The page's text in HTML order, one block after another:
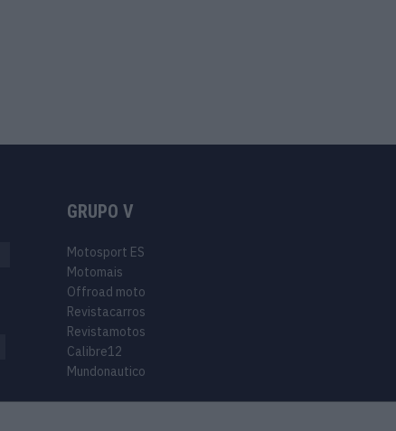
GRUPO V
Motosport ES
Motomais
Offroad moto
Revistacarros
Revistamotos
Calibre12
Mundonautico